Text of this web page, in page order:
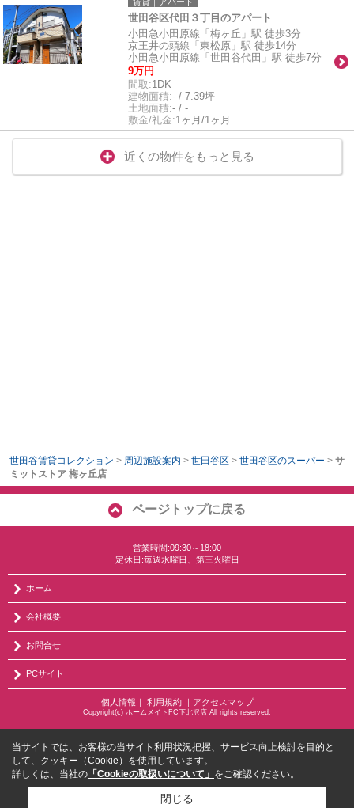
世田谷区代田３丁目のアパート
小田急小田原線「梅ヶ丘」駅 徒歩3分
京王井の頭線「東松原」駅 徒歩14分
小田急小田原線「世田谷代田」駅 徒歩7分
9万円
間取:1DK
建物面積:- / 7.39坪
土地面積:- / -
敷金/礼金:1ヶ月/1ヶ月
近くの物件をもっと見る
世田谷賃貸コレクション > 周辺施設案内 > 世田谷区 > 世田谷区のスーパー > サ
ミットストア 梅ヶ丘店
ページトップに戻る
営業時間:09:30～18:00
定休日:毎週水曜日、第三火曜日
ホーム
会社概要
お問合せ
PCサイト
個人情報 ｜ 利用規約｜ アクセスマップ
Copyright(c) ホームメイトFC下北沢店 All rights reserved.
当サイトでは、お客様の当サイト利用状況把握、サービス向上検討を目的と
して、クッキー（Cookie）を使用しています。
詳しくは、当社の 「Cookieの取扱いについて」 をご確認ください。
閉じる